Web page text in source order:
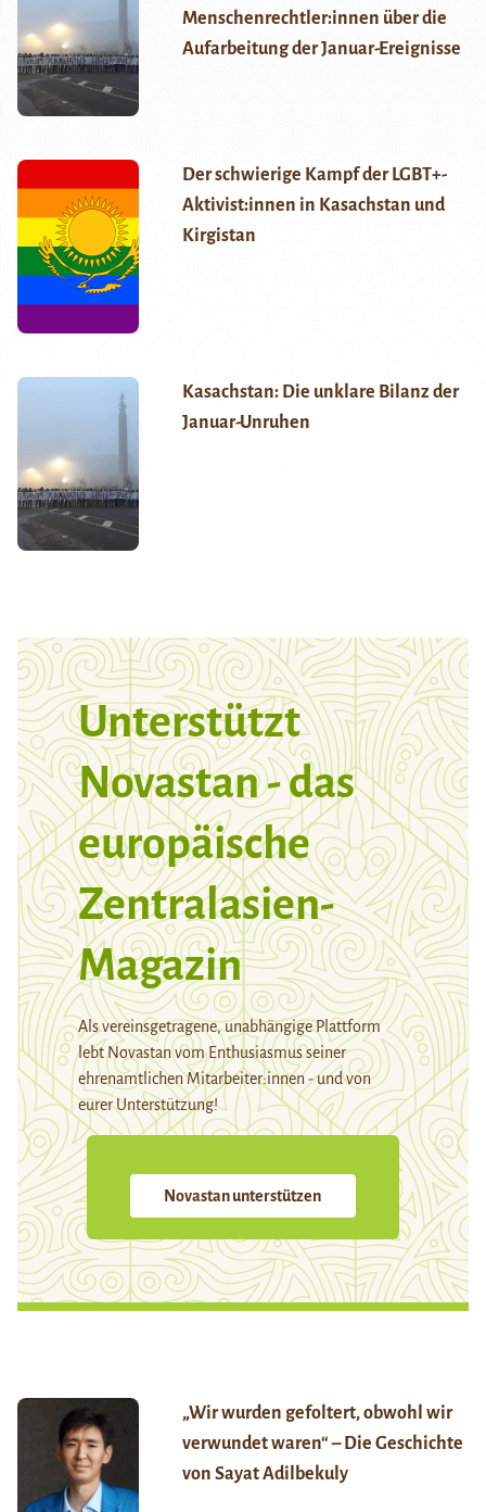
Menschenrechtler:innen über die
Aufarbeitung der Januar-Ereignisse
Der schwierige Kampf der LGBT+-
Aktivist:innen in Kasachstan und
Kirgistan
Kasachstan: Die unklare Bilanz der
Januar-Unruhen
Unterstützt
Novastan - das
europäische
Zentralasien-
Magazin
Als vereinsgetragene, unabhängige Plattform
lebt Novastan vom Enthusiasmus seiner
ehrenamtlichen Mitarbeiter:innen - und von
eurer Unterstützung!
Novastan unterstützen
„Wir wurden gefoltert, obwohl wir
verwundet waren“ – Die Geschichte
von Sayat Adilbekuly